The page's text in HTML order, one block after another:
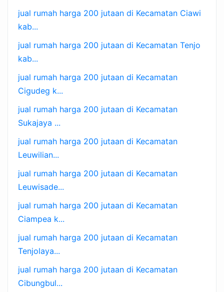
jual rumah harga 200 jutaan di Kecamatan Ciawi
kab...
jual rumah harga 200 jutaan di Kecamatan Tenjo
kab...
jual rumah harga 200 jutaan di Kecamatan
Cigudeg k...
jual rumah harga 200 jutaan di Kecamatan
Sukajaya ...
jual rumah harga 200 jutaan di Kecamatan
Leuwilian...
jual rumah harga 200 jutaan di Kecamatan
Leuwisade...
jual rumah harga 200 jutaan di Kecamatan
Ciampea k...
jual rumah harga 200 jutaan di Kecamatan
Tenjolaya...
jual rumah harga 200 jutaan di Kecamatan
Cibungbul...